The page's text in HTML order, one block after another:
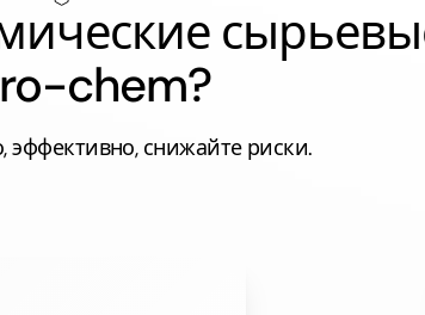
chem?
эффективно, снижайте риски.